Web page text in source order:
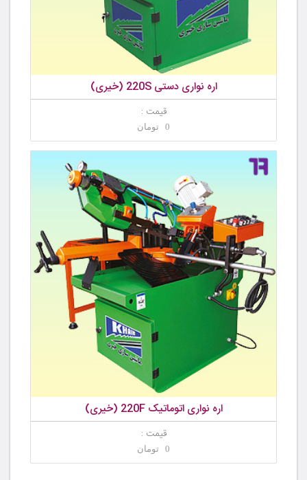
اره نواری دستی 220S (خیری)
قیمت :
0 تومان
اره نواری اتوماتیک 220F (خیری)
قیمت :
0 تومان